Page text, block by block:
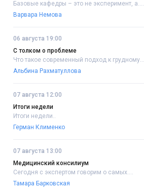
Базовые кафедры – это не эксперимент, а....
Варвара Немова
06 августа 19:00
С толком о проблеме
Что такое современный подход к грудному....
Альбина Рахматуллова
07 августа 12:00
Итоги недели
Итоги недели..
Герман Клименко
07 августа 13:00
Медицинский консилиум
Сегодня с экспертом говорим о самых....
Тамара Барковская